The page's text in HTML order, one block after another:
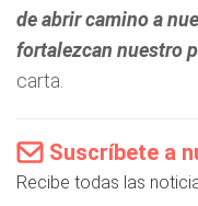
de abrir camino a
fortalezcan nuestro
carta.
Suscríbete a
Recibe todas las